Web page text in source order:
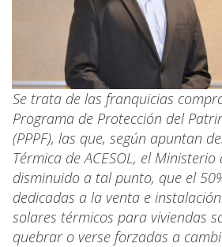
Se trata de las franquicias
Programa de Protección del
(PPPF), las que, según apuntan
Térmica de ACESOL, el
disminuido a tal punto, que el
dedicadas a la venta e
solares térmicos para viviendas
quebrar o verse forzadas a